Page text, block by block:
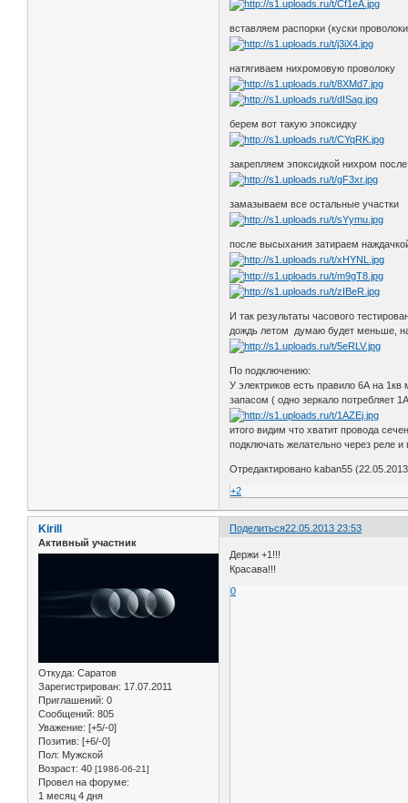
вставляем распорки (куски
натягиваем нихромовую проволоку
берем вот такую эпоксидку
закрепляем эпоксидкой нихром
замазываем все остальные участки
после высыхания затираем
И так результаты часового
дождь летом думаю будет меньше,
По подключению:
У электриков есть правило 6А на
запасом ( одно зеркало потребляет
итого видим что хватит провода
подключать желательно через реле и
Отредактировано kaban55
+2
Поделиться22.05.2013 23:53
Kirill
Активный участник
Откуда: Саратов
Зарегистрирован: 17.07.2011
Приглашений: 0
Сообщений: 805
Уважение: [+5/-0]
Позитив: [+6/-0]
Пол: Мужской
Возраст: 40 [1986-06-21]
Провел на форуме:
1 месяц 4 дня
Держи +1!!!
Красава!!!
0